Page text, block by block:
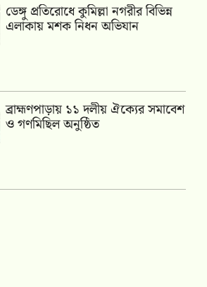
ডেঙ্গু প্রতিরোধে কুমিল্লা নগরীর বিভিন্ন
এলাকায় মশক নিধন অভিযান
‎ব্রাহ্মণপাড়ায় ১১ দলীয় ঐক্যের সমাবেশ
ও গণমিছিল অনুষ্ঠিত